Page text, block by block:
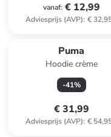
vanaf: € 12,99
Adviesprijs (AVP): €
Puma
Hoodie crème
-41%
€ 31,99
Adviesprijs (AVP): €